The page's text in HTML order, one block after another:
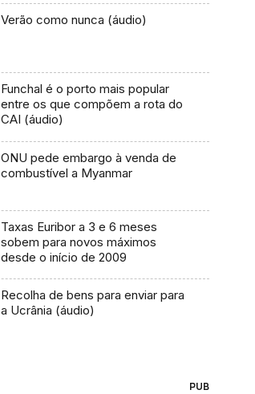
Verão como nunca (áudio)
Funchal é o porto mais popular
entre os que compõem a rota do
CAI (áudio)
ONU pede embargo à venda de
combustível a Myanmar
Taxas Euribor a 3 e 6 meses
sobem para novos máximos
desde o início de 2009
Recolha de bens para enviar para
a Ucrânia (áudio)
PUB